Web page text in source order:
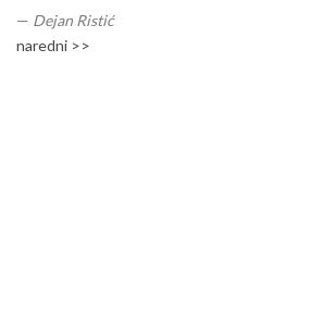
— Dejan Ristić
naredni >>